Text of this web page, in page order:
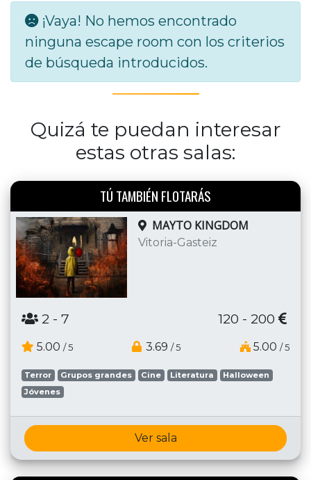
¡Vaya! No hemos encontrado
ninguna escape room con los criterios
de búsqueda introducidos.
Quizá te puedan interesar
estas otras salas:
TÚ TAMBIÉN FLOTARÁS
MAYTO KINGDOM
Vitoria-Gasteiz
2 - 7 120 - 200
5.00 / 5 3.69 / 5 5.00 / 5
Terror Grupos grandes Cine Literatura
Halloween
Jóvenes
Ver sala